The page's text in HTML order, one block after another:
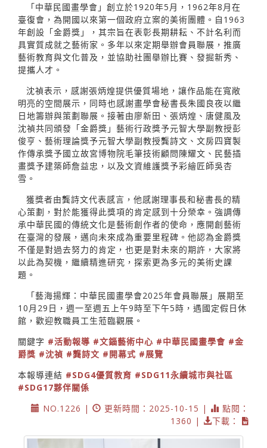
「中華民國畫學會」創立於1920年5月，1962年8月在
臺復會，為開國以來第一個政府立案的美術團體。自1963
年創設「金爵獎」，其宗旨在表彰長期耕耘、不計名利而
具實質成就之藝術家。多年以來定期舉辦會員聯展，推廣
藝術教育與文化普及，並協助社團舉辦比賽、發掘新秀、
提攜人才。
沈禎表示，感謝張炳煌提供優質場地，讓作品能在寬敞
明亮的空間展示，同時也感謝畫學會秘書長朱國良夜以繼
日地籌辦與策劃聯展。接著由廖新田、張炳煌、唐健風及
沈禎共同頒發「金爵獎」藝術行政獎予元智大學副教授彭
俊亨、藝術理論獎予元智大學副教授龔詩文、文房四寶製
作傳承獎予國立故宮博物院毛筆技術顧問陳耀文、民藝插
畫獎予建築師詹益忠，以及文資維護獎予彩繪匠師吳杏
雪。
獲獎者由龔詩文代表感言，他感謝理事長和秘書長的精
心策劃，對於能獲得此獎項的肯定感到十分榮幸。強調傳
承中華民國的傳統文化是藝術創作者的使命，應開創藝術
在臺灣的發展，邁向未來成為重要里程碑。他認為金爵獎
不僅是對過去努力的肯定，也更是對未來的期許，大家將
以此為契機，繼續精進研究，探索更為多元的美術史課
題。
「藝海揚輝：中華民國畫學會2025年會員聯展」展期至
10月29日，週一至週五上午9時至下午5時，遇國定假日休
館，歡迎教職員工生蒞臨觀展。
關鍵字 #活動報導 #文錙藝術中心 #中華民國畫學會 #金
爵獎 #沈禎 #龔詩文 #開幕式 #展覽
本報導連結 #SDG4優質教育 #SDG11永續城市與社區
#SDG17夥伴關係
NO.1226 |
更新時間：2025-10-15 |
點閱：
1360 |
下載：